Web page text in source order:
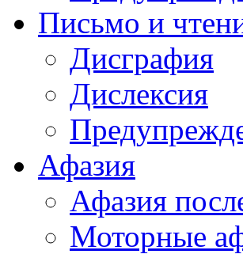
Письмо и
Дисграфия
Дислексия
Афазия
Афазия
Моторные